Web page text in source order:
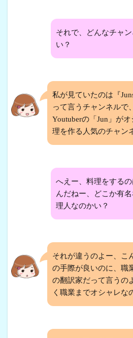
それで、どんなチャ
い？
私が見ていたのは『
って言うチャンネルで
Youtuberの「Jun」が
理を作る人気のチャン
へえー、料理をする
んだねー、どこか有
理人なのかい？
それが違うのよー、こ
の手際が良いのに、職
の翻訳家だって言うの
く職業までオシャレな